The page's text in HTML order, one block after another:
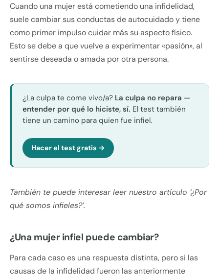
Cuando una mujer está cometiendo una infidelidad,
suele cambiar sus conductas de autocuidado y tiene
como primer impulso cuidar más su aspecto físico.
Esto se debe a que vuelve a experimentar «pasión», al
sentirse deseada o amada por otra persona.
¿La culpa te come vivo/a? La culpa no repara —
entender por qué lo hiciste, sí. El test también
tiene un camino para quien fue infiel.
Hacer el test gratis →
También te puede interesar leer nuestro artículo ‘¿Por
qué somos infieles?’.
¿Una mujer infiel puede cambiar?
Para cada caso es una respuesta distinta, pero si las
causas de la infidelidad fueron las anteriormente